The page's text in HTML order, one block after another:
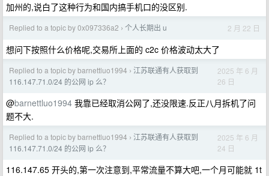
加州的,说白了这种行为和国内搞手机口的没区别.
Replied to a topic by 0x097336a2 › 个人长期出 u 2 月 22 日
想问下按照什么价格呢,交易所上面的 c2c 价格波动太大了
Replied to a topic by barnettluo1994 › 江苏联通有人获取到
116.147.71.0/24 的公网 ip 么？
2025 年 6 月
26 日
@barnettluo1994 我靠已经取消公网了,还没限速.反正八月拆机了问
题不大.
Replied to a topic by barnettluo1994 › 江苏联通有人获取到
116.147.71.0/24 的公网 ip 么？
2025 年 6 月
24 日
116.147.65 开头的,第一次注意到,平常流量不算大吧,一个月可能就 1t